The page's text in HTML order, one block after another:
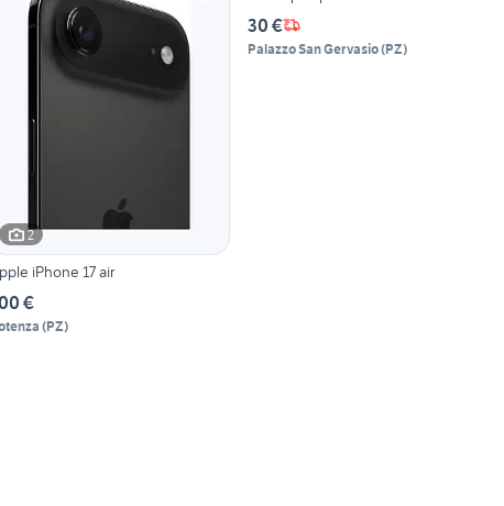
2
iPhone 17 air
€
(PZ)
30 €
Palazzo San Gervasio(PZ)